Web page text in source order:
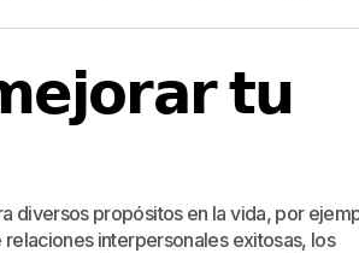
𝗖𝗼𝗻𝘀𝗲𝗷𝗼𝘀 𝗽𝗮𝗿𝗮 𝗺𝗲𝗷𝗼𝗿𝗮𝗿 𝘁𝘂
𝘁𝘂
diversos propósitos en la vida, por
interpersonales exitosas, los